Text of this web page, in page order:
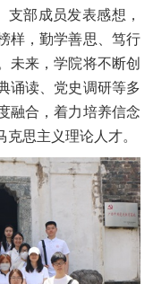
支部成员发表感想，
样，勤学善思、笃行
未来，学院将不断创
诵读、党史调研等多
融合，着力培养信念
思主义理论人才。